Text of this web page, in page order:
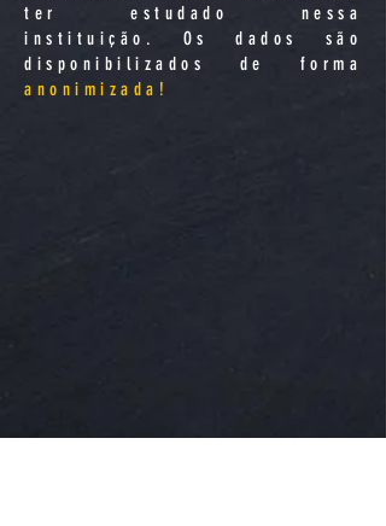
ter estudado nessa
instituição. Os dados são
disponibilizados de forma
anonimizada!